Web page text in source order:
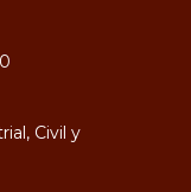
Civil y